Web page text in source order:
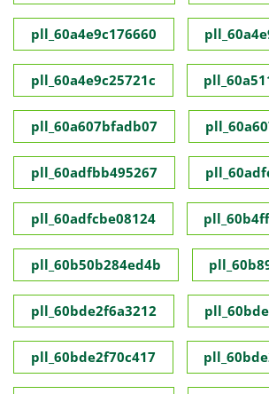
pll_60a4e9c176660
pll_60a4e9c25721c
pll_60a607bfadb07
pll_60adfbb495267
pll_60adfcbe08124
pll_60b50b284ed4b
pll_60bde2f6a3212
pll_60bde2f70c417